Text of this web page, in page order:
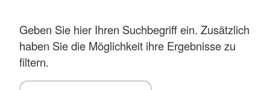
Geben Sie hier Ihren Suchbegriff ein. Zusätzlich
haben Sie die Möglichkeit ihre Ergebnisse zu
filtern.